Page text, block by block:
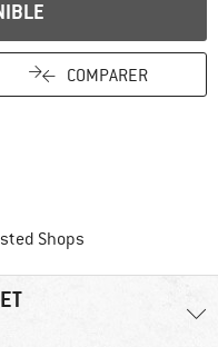
COMPARER
Shops